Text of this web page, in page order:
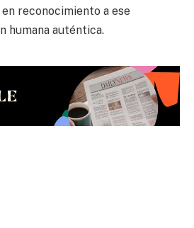
reconocimiento a ese
humana auténtica.